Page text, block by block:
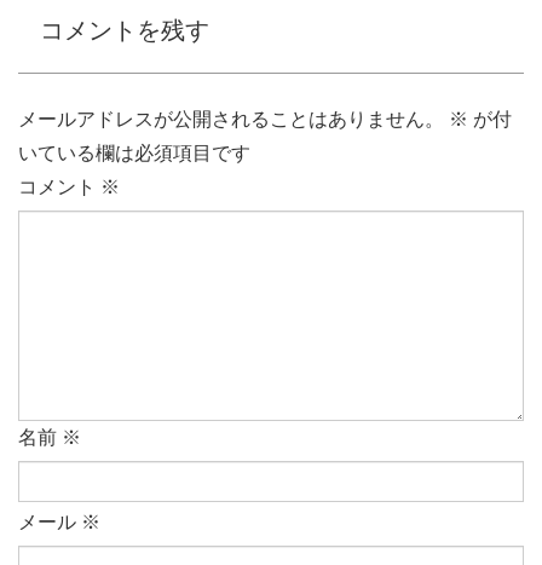
コメントを残す
メールアドレスが公開されることはありません。 ※ が付
いている欄は必須項目です
コメント ※
名前 ※
メール ※